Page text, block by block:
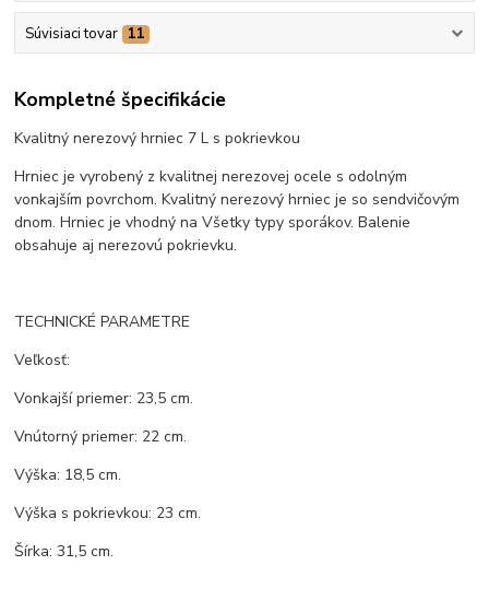
Súvisiaci tovar 11
Kompletné špecifikácie
Kvalitný nerezový hrniec 7 L s pokrievkou
Hrniec je vyrobený z kvalitnej nerezovej ocele s odolným
vonkajším povrchom. Kvalitný nerezový hrniec je so sendvičovým
dnom. Hrniec je vhodný na Všetky typy sporákov. Balenie
obsahuje aj nerezovú pokrievku.
TECHNICKÉ PARAMETRE
Veľkosť:
Vonkajší priemer: 23,5 cm.
Vnútorný priemer: 22 cm.
Výška: 18,5 cm.
Výška s pokrievkou: 23 cm.
Šírka: 31,5 cm.